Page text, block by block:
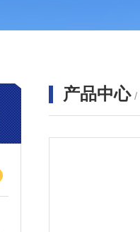
产品中心 /